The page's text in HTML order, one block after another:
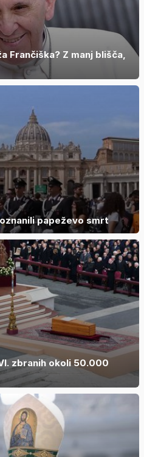
Frančiška? Z manj blišča,
papeževo smrt
zbranih okoli 50.000